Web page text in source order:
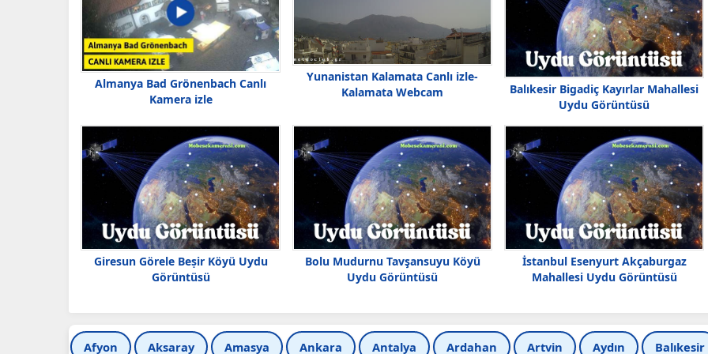
Almanya Bad Grönenbach Canlı
Kamera izle
Yunanistan Kalamata Canlı izle-
Kalamata Webcam
Balıkesir Bigadiç Kayırlar Mahallesi
Uydu Görüntüsü
Giresun Görele Beṣir Köyü Uydu
Görüntüsü
Bolu Mudurnu Tavşansuyu Köyü
Uydu Görüntüsü
İstanbul Esenyurt Akçaburgaz
Mahallesi Uydu Görüntüsü
Afyon Aksaray Amasya Ankara Antalya Ardahan Artvin Aydın Balıkesir